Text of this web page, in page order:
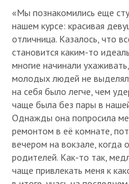
«Мы познакомились еще
нашем курсе: красивая
отличница. Казалось, что
становится каким-то
многие начинали
молодых людей не
на себя было легче, чем
чаще была без пары в
Однажды она попросила
ремонтом в её комнате,
вечером на вокзале, когда
родителей. Как-то так,
чаще привлекать меня к